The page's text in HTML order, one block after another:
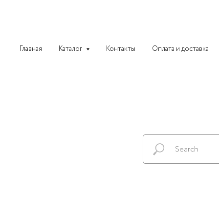
Главная Каталог Контакты Оплата и доставка